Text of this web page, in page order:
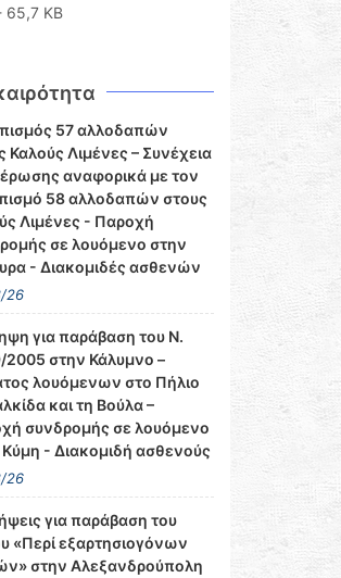
65,7 KB
57 αλλοδαπών
Καλούς Λιμένες – Συνέχεια
αναφορικά με τον
58 αλλοδαπών στους
Λιμένες - Παροχή
σε λουόμενο στην
- Διακομιδές ασθενών
26
για παράβαση του Ν.
2005 στην Κάλυμνο –
λουόμενων στο Πήλιο
και τη Βούλα –
συνδρομής σε λουόμενο
- Διακομιδή ασθενούς
26
για παράβαση του
«Περί εξαρτησιογόνων
στην Αλεξανδρούπολη